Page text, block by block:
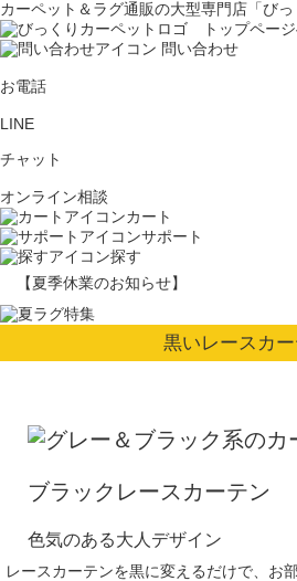
カーペット＆ラグ通販の大型専門店「びっ
問い合わせ
お電話
LINE
チャット
オンライン相談
カート
サポート
探す
【夏季休業のお知らせ】
黒いレースカ
ブラックレースカーテン
色気のある大人デザイン
レースカーテンを黒に変えるだけで、お